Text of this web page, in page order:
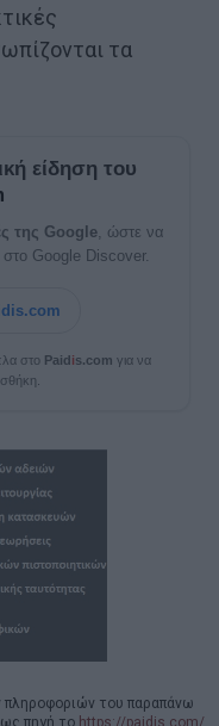
τα
είδηση του
της Google , ώστε να
στο Google Discover.
στο Paidis.com για να
πληροφοριών του παραπάνω